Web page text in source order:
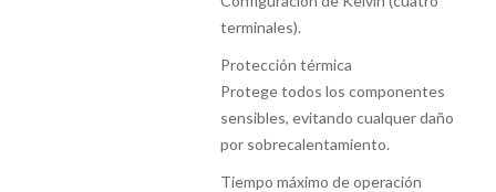
terminales).
Protección térmica
Protege todos los componentes
sensibles, evitando cualquer daño
por sobrecalentamiento.
Tiempo máximo de operación